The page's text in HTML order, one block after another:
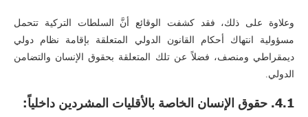
وعلاوة على ذلك، فقد كشفت الوقائع أنَّ السلطات التركية تتحمل
مسؤولية انتهاك أحكام القانون الدولي المتعلقة بإقامة نظام دولي
ديمقراطي ومنصف، فضلاً عن تلك المتعلقة بحقوق الإنسان والتضامن
الدولي.
4.1. حقوق الإنسان الخاصة بالأقليات المشردين داخلياً: